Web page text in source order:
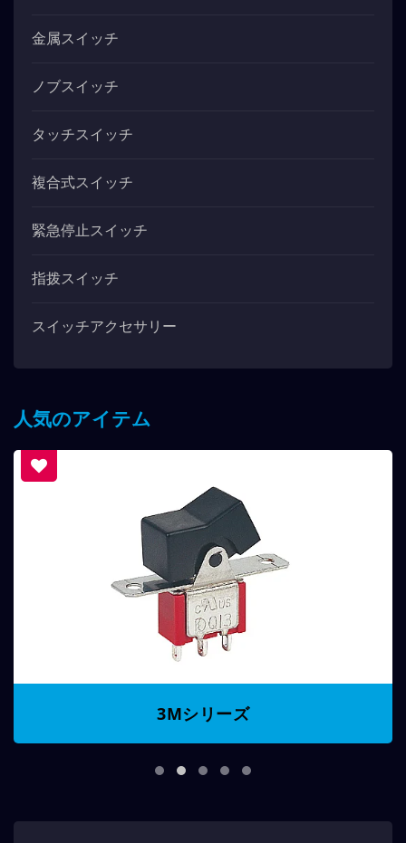
金属スイッチ
ノブスイッチ
タッチスイッチ
複合式スイッチ
緊急停止スイッチ
指拨スイッチ
スイッチアクセサリー
人気のアイテム
3Mシリーズ